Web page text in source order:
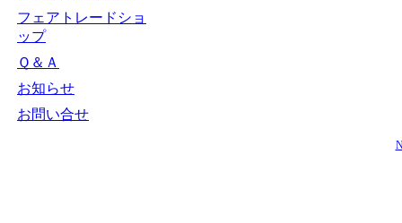
フェアトレードショ
ップ
Ｑ＆Ａ
お知らせ
お問い合せ